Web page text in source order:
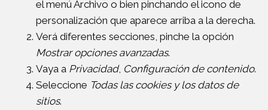
el menú Archivo o bien pinchando el icono de
personalización que aparece arriba a la derecha.
Verá diferentes secciones, pinche la opción
Mostrar opciones avanzadas.
Vaya a Privacidad, Configuración de contenido.
Seleccione Todas lascookiesy los datos de
sitios.